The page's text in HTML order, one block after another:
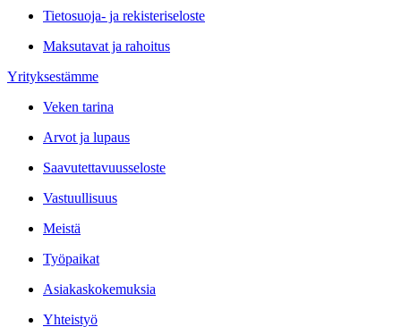
Tietosuoja- ja rekisteriseloste
Maksutavat ja rahoitus
Yrityksestämme
Veken tarina
Arvot ja lupaus
Saavutettavuusseloste
Vastuullisuus
Meistä
Työpaikat
Asiakaskokemuksia
Yhteistyö